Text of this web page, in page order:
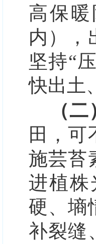
高保暖
内），
坚持“
快出土、
（
田，可
施芸苔
进植株
硬、墒
补裂缝